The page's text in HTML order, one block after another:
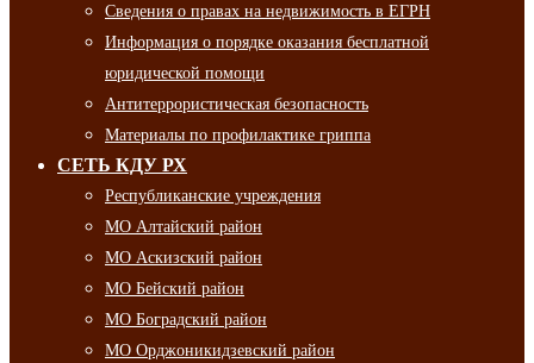
Сведения о правах на недвижимость в ЕГРН
Информация о порядке оказания бесплатной
юридической помощи
Антитеррористическая безопасность
Материалы по профилактике гриппа
СЕТЬ КДУ РХ
Республиканские учреждения
МО Алтайский район
МО Аскизский район
МО Бейский район
МО Боградский район
МО Орджоникидзевский район